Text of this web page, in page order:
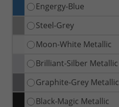
Engergy-Blue
Steel-Grey
Moon-White Metallic
Brilliant-Silber Metallic
Graphite-Grey Metallic
Black-Magic Metallic